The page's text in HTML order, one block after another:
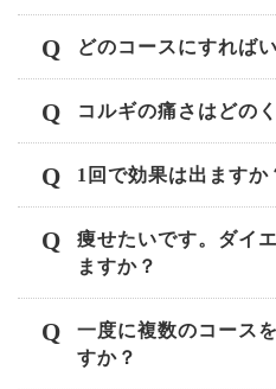
どのコースにすれば
コルギの痛さはどの
1回で効果は出ますか
痩せたいです。ダイ
ますか？
一度に複数のコース
すか？